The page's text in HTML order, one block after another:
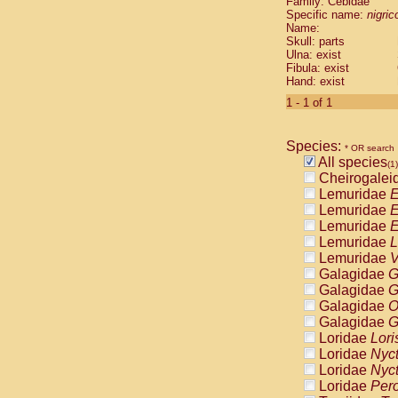
Cebidae
Cebidae
Cebidae
Cebidae
Cebidae
Cebidae
Cebidae
Cebidae
Cebidae
Cebidae
Cebidae
Cebidae
Atelidae
Atelidae
Atelidae
Atelidae
Atelidae
Atelidae
Atelidae
Atelidae
Atelidae
Atelidae
Pitheciidae
Specific name:
Name:
Skull: parts
Ulna: exist
Fibula: exist
Hand: exist
1 - 1 of 1
Species: * OR search
All species(1)
Lemuridae
Lemuridae
Lemuridae
Lemuridae
Lemuridae
Galagidae
Galagidae
Galagidae
Galagidae
Loridae
Loridae
Loridae
Loridae